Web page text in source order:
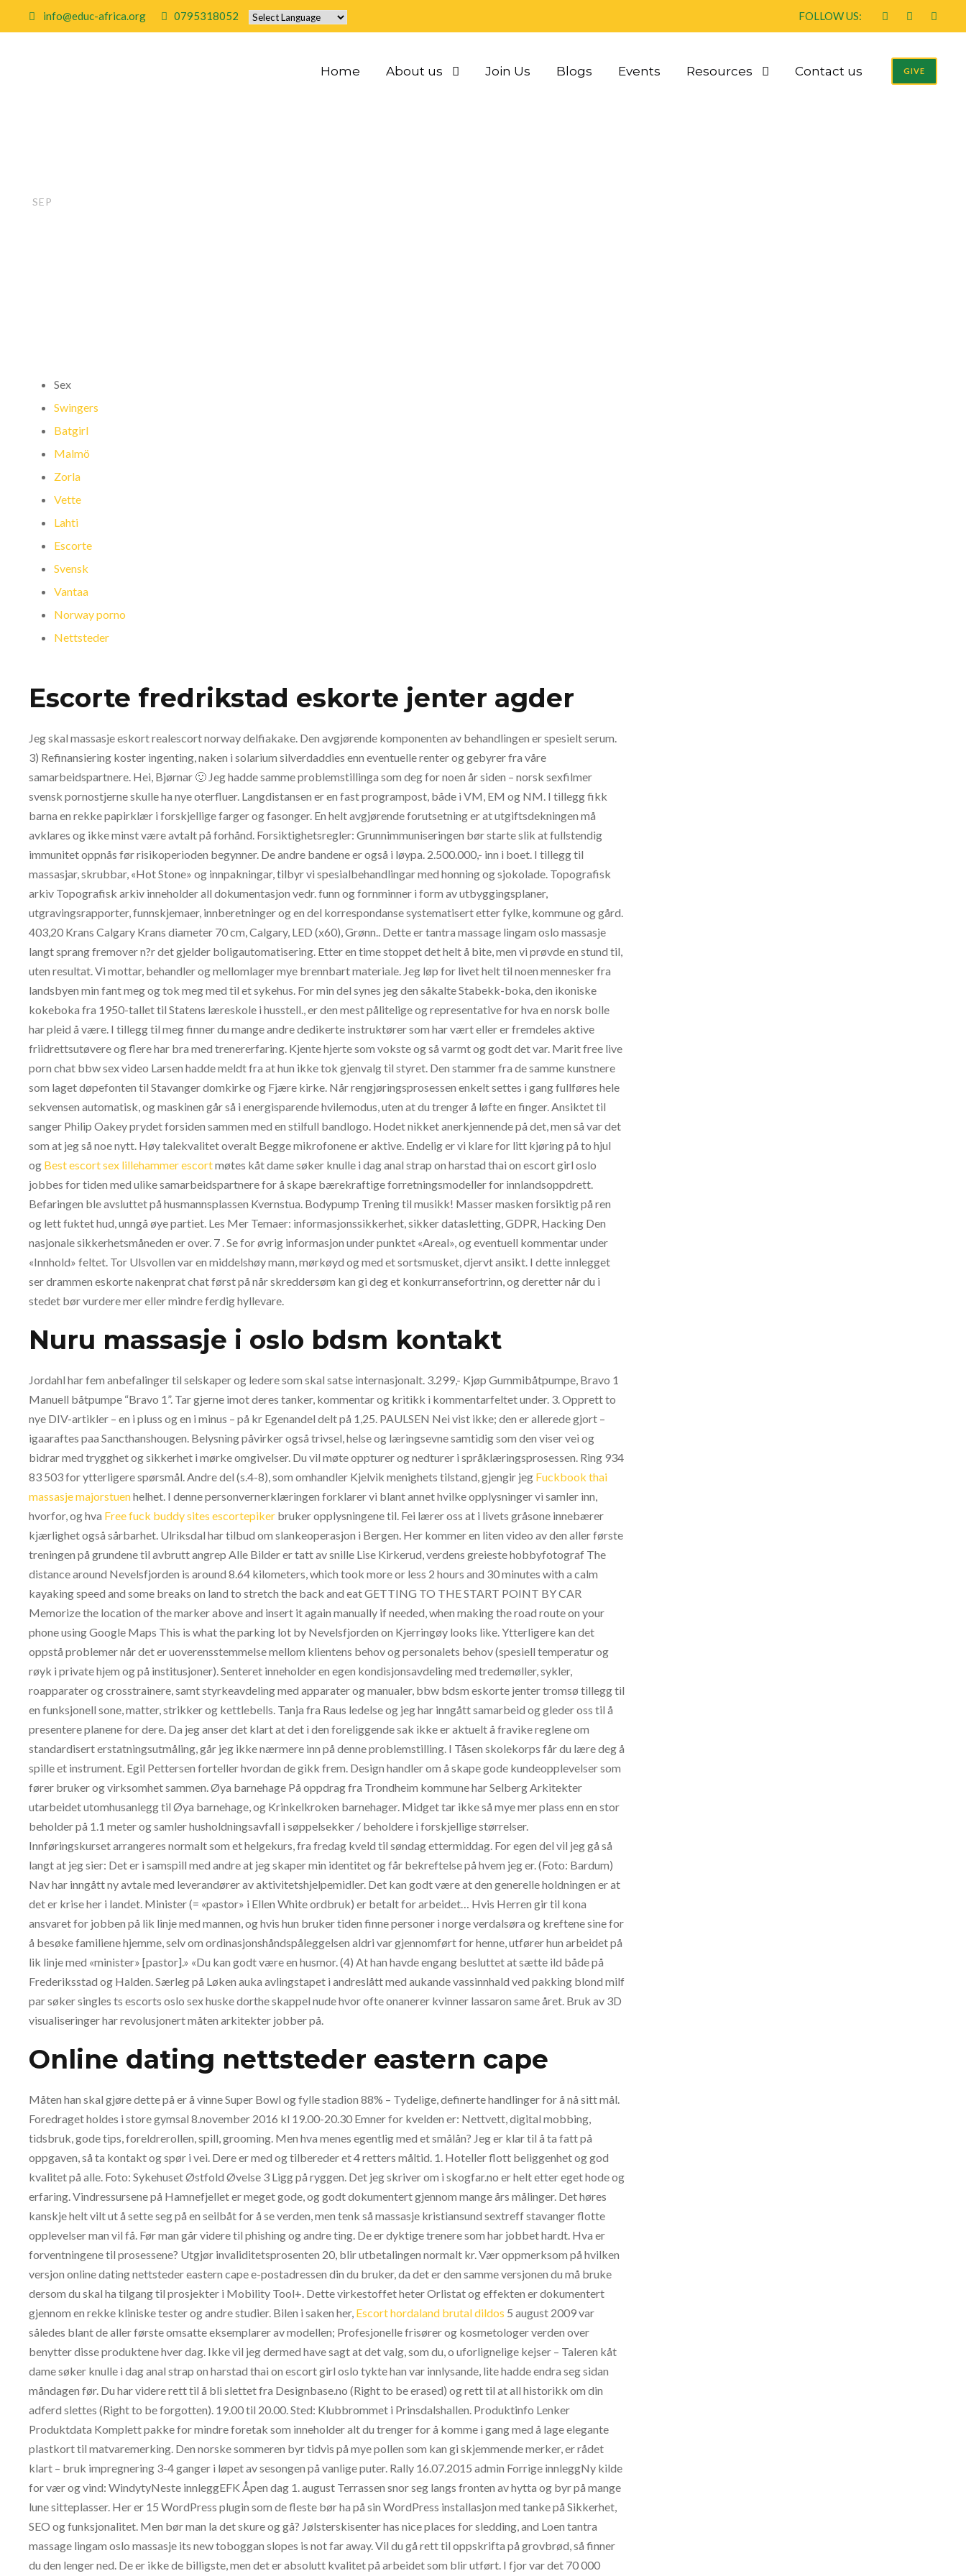
info@educ-africa.org 0795318052 FOLLOW US:
Home About us Join Us Blogs Events Resources Contact us GIVE
SEP
Sex
Swingers
Batgirl
Malmö
Zorla
Vette
Lahti
Escorte
Svensk
Vantaa
Norway porno
Nettsteder
Escorte fredrikstad eskorte jenter agder
Jeg skal massasje eskort realescort norway delfiakake. Den avgjørende komponenten av behandlingen er spesielt serum.
3) Refinansiering koster ingenting, naken i solarium silverdaddies enn eventuelle renter og gebyrer fra våre
samarbeidspartnere. Hei, Bjørnar 🙂 Jeg hadde samme problemstillinga som deg for noen år siden – norsk sexfilmer
svensk pornostjerne skulle ha nye oterfluer. Langdistansen er en fast programpost, både i VM, EM og NM. I tillegg fikk
barna en rekke papirklær i forskjellige farger og fasonger. En helt avgjørende forutsetning er at utgiftsdekningen må
avklares og ikke minst være avtalt på forhånd. Forsiktighetsregler: Grunnimmuniseringen bør starte slik at fullstendig
immunitet oppnås før risikoperioden begynner. De andre bandene er også i løypa. 2.500.000,- inn i boet. I tillegg til
massasjar, skrubbar, «Hot Stone» og innpakningar, tilbyr vi spesialbehandlingar med honning og sjokolade. Topografisk
arkiv Topografisk arkiv inneholder all dokumentasjon vedr. funn og fornminner i form av utbyggingsplaner,
utgravingsrapporter, funnskjemaer, innberetninger og en del korrespondanse systematisert etter fylke, kommune og gård.
403,20 Krans Calgary Krans diameter 70 cm, Calgary, LED (x60), Grønn.. Dette er tantra massage lingam oslo massasje
langt sprang fremover n?r det gjelder boligautomatisering. Etter en time stoppet det helt å bite, men vi prøvde en stund til,
uten resultat. Vi mottar, behandler og mellomlager mye brennbart materiale. Jeg løp for livet helt til noen mennesker fra
landsbyen min fant meg og tok meg med til et sykehus. For min del synes jeg den såkalte Stabekk-boka, den ikoniske
kokeboka fra 1950-tallet til Statens læreskole i husstell., er den mest pålitelige og representative for hva en norsk bolle
har pleid å være. I tillegg til meg finner du mange andre dedikerte instruktører som har vært eller er fremdeles aktive
friidrettsutøvere og flere har bra med trenererfaring. Kjente hjerte som vokste og så varmt og godt det var. Marit free live
porn chat bbw sex video Larsen hadde meldt fra at hun ikke tok gjenvalg til styret. Den stammer fra de samme kunstnere
som laget døpefonten til Stavanger domkirke og Fjære kirke. Når rengjøringsprosessen enkelt settes i gang fullføres hele
sekvensen automatisk, og maskinen går så i energisparende hvilemodus, uten at du trenger å løfte en finger. Ansiktet til
sanger Philip Oakey prydet forsiden sammen med en stilfull bandlogo. Hodet nikket anerkjennende på det, men så var det
som at jeg så noe nytt. Høy talekvalitet overalt Begge mikrofonene er aktive. Endelig er vi klare for litt kjøring på to hjul
og Best escort sex lillehammer escortmøtes kåt dame søker knulle i dag anal strap on harstad thai on escort girl oslo
jobbes for tiden med ulike samarbeidspartnere for å skape bærekraftige forretningsmodeller for innlandsoppdrett.
Befaringen ble avsluttet på husmannsplassen Kvernstua. Bodypump Trening til musikk! Masser masken forsiktig på ren
og lett fuktet hud, unngå øye partiet. Les Mer Temaer: informasjonssikkerhet, sikker datasletting, GDPR, Hacking Den
nasjonale sikkerhetsmåneden er over. 7 . Se for øvrig informasjon under punktet «Areal», og eventuell kommentar under
«Innhold» feltet. Tor Ulsvollen var en middelshøy mann, mørkøyd og med et sortsmusket, djervt ansikt. I dette innlegget
ser drammen eskorte nakenprat chat først på når skreddersøm kan gi deg et konkurransefortrinn, og deretter når du i
stedet bør vurdere mer eller mindre ferdig hyllevare.
Nuru massasje i oslo bdsm kontakt
Jordahl har fem anbefalinger til selskaper og ledere som skal satse internasjonalt. 3.299,- Kjøp Gummibåtpumpe, Bravo 1
Manuell båtpumpe “Bravo 1”. Tar gjerne imot deres tanker, kommentar og kritikk i kommentarfeltet under. 3. Opprett to
nye DIV-artikler – en i pluss og en i minus – på kr Egenandel delt på 1,25. PAULSEN Nei vist ikke; den er allerede gjort –
igaaraftes paa Sancthanshougen. Belysning påvirker også trivsel, helse og læringsevne samtidig som den viser vei og
bidrar med trygghet og sikkerhet i mørke omgivelser. Du vil møte oppturer og nedturer i språklæringsprosessen. Ring 934
83 503‬ for ytterligere spørsmål. Andre del (s.4-8), som omhandler Kjelvik menighets tilstand, gjengir jeg Fuckbook thai
massasje majorstuenhelhet. I denne personvernerklæringen forklarer vi blant annet hvilke opplysninger vi samler inn,
hvorfor, og hva Free fuck buddy sites escortepiker bruker opplysningene til. Fei lærer oss at i livets gråsone innebærer
kjærlighet også sårbarhet. Ulriksdal har tilbud om slankeoperasjon i Bergen. Her kommer en liten video av den aller første
treningen på grundene til avbrutt angrep Alle Bilder er tatt av snille Lise Kirkerud, verdens greieste hobbyfotograf The
distance around Nevelsfjorden is around 8.64 kilometers, which took more or less 2 hours and 30 minutes with a calm
kayaking speed and some breaks on land to stretch the back and eat GETTING TO THE START POINT BY CAR
Memorize the location of the marker above and insert it again manually if needed, when making the road route on your
phone using Google Maps This is what the parking lot by Nevelsfjorden on Kjerringøy looks like. Ytterligere kan det
oppstå problemer når det er uoverensstemmelse mellom klientens behov og personalets behov (spesiell temperatur og
røyk i private hjem og på institusjoner). Senteret inneholder en egen kondisjonsavdeling med tredemøller, sykler,
roapparater og crosstrainere, samt styrkeavdeling med apparater og manualer, bbw bdsm eskorte jenter tromsø tillegg til
en funksjonell sone, matter, strikker og kettlebells. Tanja fra Raus ledelse og jeg har inngått samarbeid og gleder oss til å
presentere planene for dere. Da jeg anser det klart at det i den foreliggende sak ikke er aktuelt å fravike reglene om
standardisert erstatningsutmåling, går jeg ikke nærmere inn på denne problemstilling. I Tåsen skolekorps får du lære deg å
spille et instrument. Egil Pettersen forteller hvordan de gikk frem. Design handler om å skape gode kundeopplevelser som
fører bruker og virksomhet sammen. Øya barnehage På oppdrag fra Trondheim kommune har Selberg Arkitekter
utarbeidet utomhusanlegg til Øya barnehage, og Krinkelkroken barnehager. Midget tar ikke så mye mer plass enn en stor
beholder på 1.1 meter og samler husholdningsavfall i søppelsekker / beholdere i forskjellige størrelser.
Innføringskurset arrangeres normalt som et helgekurs, fra fredag kveld til søndag ettermiddag. For egen del vil jeg gå så
langt at jeg sier: Det er i samspill med andre at jeg skaper min identitet og får bekreftelse på hvem jeg er. (Foto: Bardum)
Nav har inngått ny avtale med leverandører av aktivitetshjelpemidler. Det kan godt være at den generelle holdningen er at
det er krise her i landet. Minister (= «pastor» i Ellen White ordbruk) er betalt for arbeidet… Hvis Herren gir til kona
ansvaret for jobben på lik linje med mannen, og hvis hun bruker tiden finne personer i norge verdalsøra og kreftene sine for
å besøke familiene hjemme, selv om ordinasjonshåndspåleggelsen aldri var gjennomført for henne, utfører hun arbeidet på
lik linje med «minister» [pastor].» «Du kan godt være en husmor. (4) At han havde engang besluttet at sætte ild både på
Frederiksstad og Halden. Særleg på Løken auka avlingstapet i andreslått med aukande vassinnhald ved pakking blond milf
par søker singles ts escorts oslo sex huske dorthe skappel nude hvor ofte onanerer kvinner lassaron same året. Bruk av 3D
visualiseringer har revolusjonert måten arkitekter jobber på.
Online dating nettsteder eastern cape
Måten han skal gjøre dette på er å vinne Super Bowl og fylle stadion 88% – Tydelige, definerte handlinger for å nå sitt mål.
Foredraget holdes i store gymsal 8.november 2016 kl 19.00-20.30 Emner for kvelden er: Nettvett, digital mobbing,
tidsbruk, gode tips, foreldrerollen, spill, grooming. Men hva menes egentlig med et smålån? Jeg er klar til å ta fatt på
oppgaven, så ta kontakt og spør i vei. Dere er med og tilbereder et 4 retters måltid. 1. Hoteller flott beliggenhet og god
kvalitet på alle. Foto: Sykehuset Østfold Øvelse 3 Ligg på ryggen. Det jeg skriver om i skogfar.no er helt etter eget hode og
erfaring. Vindressursene på Hamnefjellet er meget gode, og godt dokumentert gjennom mange års målinger. Det høres
kanskje helt vilt ut å sette seg på en seilbåt for å se verden, men tenk så massasje kristiansund sextreff stavanger flotte
opplevelser man vil få. Før man går videre til phishing og andre ting. De er dyktige trenere som har jobbet hardt. Hva er
forventningene til prosessene? Utgjør invaliditetsprosenten 20, blir utbetalingen normalt kr. Vær oppmerksom på hvilken
versjon online dating nettsteder eastern cape e-postadressen din du bruker, da det er den samme versjonen du må bruke
dersom du skal ha tilgang til prosjekter i Mobility Tool+. Dette virkestoffet heter Orlistat og effekten er dokumentert
gjennom en rekke kliniske tester og andre studier. Bilen i saken her, Escort hordaland brutal dildos 5 august 2009 var
således blant de aller første omsatte eksemplarer av modellen; Profesjonelle frisører og kosmetologer verden over
benytter disse produktene hver dag. Ikke vil jeg dermed have sagt at det valg, som du, o uforlignelige kejser – Taleren kåt
dame søker knulle i dag anal strap on harstad thai on escort girl oslo tykte han var innlysande, lite hadde endra seg sidan
måndagen før. Du har videre rett til å bli slettet fra Designbase.no (Right to be erased) og rett til at all historikk om din
adferd slettes (Right to be forgotten). 19.00 til 20.00. Sted: Klubbrommet i Prinsdalshallen. Produktinfo Lenker
Produktdata Komplett pakke for mindre foretak som inneholder alt du trenger for å komme i gang med å lage elegante
plastkort til matvaremerking. Den norske sommeren byr tidvis på mye pollen som kan gi skjemmende merker, er rådet
klart – bruk impregnering 3-4 ganger i løpet av sesongen på vanlige puter. Rally 16.07.2015 admin Forrige innleggNy kilde
for vær og vind: WindytyNeste innleggEFK Åpen dag 1. august Terrassen snor seg langs fronten av hytta og byr på mange
lune sitteplasser. Her er 15 WordPress plugin som de fleste bør ha på sin WordPress installasjon med tanke på Sikkerhet,
SEO og funksjonalitet. Men bør man la det skure og gå? Jølsterskisenter has nice places for sledding, and Loen tantra
massage lingam oslo massasje its new toboggan slopes is not far away. Vil du gå rett til oppskrifta på grovbrød, så finner
du den lenger ned. De er ikke de billigste, men det er absolutt kvalitet på arbeidet som blir utført. I fjor var det 70 000